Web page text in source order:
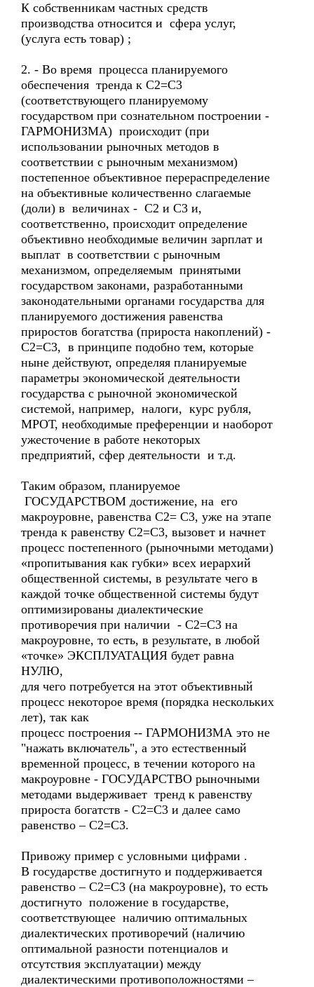
К собственникам частных средств
производства относится и сфера услуг,
(услуга есть товар) ;
2. - Во время процесса планируемого
обеспечения тренда к С2=С3
(соответствующего планируемому
государством при сознательном построении -
ГАРМОНИЗМА) происходит (при
использовании рыночных методов в
соответствии с рыночным механизмом)
постепенное объективное перераспределение
на объективные количественно слагаемые
(доли) в величинах - С2 и С3 и,
соответственно, происходит определение
объективно необходимые величин зарплат и
выплат в соответствии с рыночным
механизмом, определяемым принятыми
государством законами, разработанными
законодательными органами государства для
планируемого достижения равенства
приростов богатства (прироста накоплений) -
С2=С3, в принципе подобно тем, которые
ныне действуют, определяя планируемые
параметры экономической деятельности
государства с рыночной экономической
системой, например, налоги, курс рубля,
МРОТ, необходимые преференции и наоборот
ужесточение в работе некоторых
предприятий, сфер деятельности и т.д.
Таким образом, планируемое
ГОСУДАРСТВОМ достижение, на его
макроуровне, равенства С2= С3, уже на этапе
тренда к равенству С2=С3, вызовет и начнет
процесс постепенного (рыночными методами)
«пропитывания как губки» всех иерархий
общественной системы, в результате чего в
каждой точке общественной системы будут
оптимизированы диалектические
противоречия при наличии - С2=С3 на
макроуровне, то есть, в результате, в любой
«точке» ЭКСПЛУАТАЦИЯ будет равна
НУЛЮ,
для чего потребуется на этот объективный
процесс некоторое время (порядка нескольких
лет), так как
процесс построения -- ГАРМОНИЗМА это не
"нажать включатель", а это естественный
временной процесс, в течении которого на
макроуровне - ГОСУДАРСТВО рыночными
методами выдерживает тренд к равенству
прироста богатств - С2=С3 и далее само
равенство – С2=С3.
Привожу пример с условными цифрами .
В государстве достигнуто и поддерживается
равенство – С2=С3 (на макроуровне), то есть
достигнуто положение в государстве,
соответствующее наличию оптимальных
диалектических противоречий (наличию
оптимальной разности потенциалов и
отсутствия эксплуатации) между
диалектическими противоположностями –